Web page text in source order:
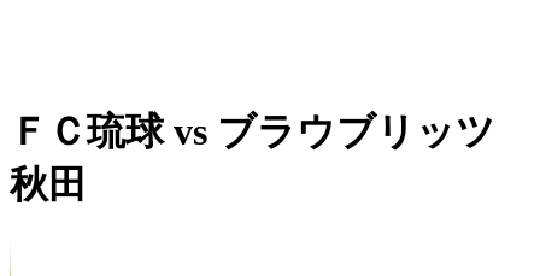
ＦＣ琉球vs ブラウブリッツ
秋田